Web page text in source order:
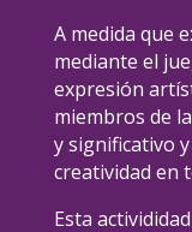
A medida que
mediante el
expresión
miembros de
y significativo
creatividad en
Esta